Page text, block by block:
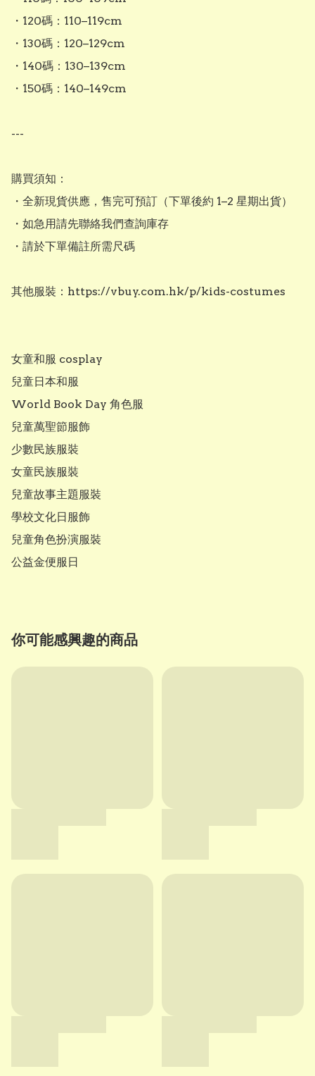
・120碼：110–119cm
・130碼：120–129cm
・140碼：130–139cm
・150碼：140–149cm
---
購買須知：
・全新現貨供應，售完可預訂（下單後約 1–2 星期出貨）
・如急用請先聯絡我們查詢庫存
・請於下單備註所需尺碼
其他服裝：https://vbuy.com.hk/p/kids-costumes
女童和服 cosplay
兒童日本和服
World Book Day 角色服
兒童萬聖節服飾
少數民族服裝
女童民族服裝
兒童故事主題服裝
學校文化日服飾
兒童角色扮演服裝
公益金便服日
你可能感興趣的商品